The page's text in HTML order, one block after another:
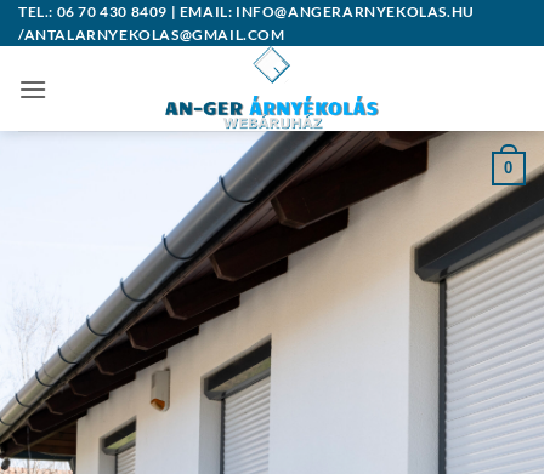
Skip
to
TEL.: 06 70 430 8409 | EMAIL: INFO@ANGERARNYEKOLAS.HU
/ANTALARNYEKOLAS@GMAIL.COM
0